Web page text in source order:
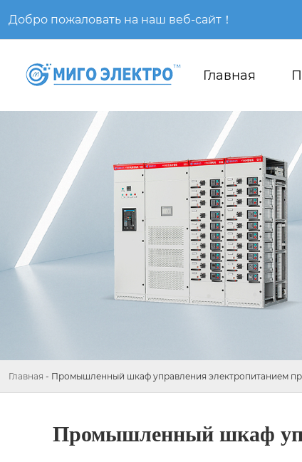
Добро пожаловать на наш веб-сайт！
Главная
Главная - Промышленный шкаф управления электропитанием
Промышленный шкаф